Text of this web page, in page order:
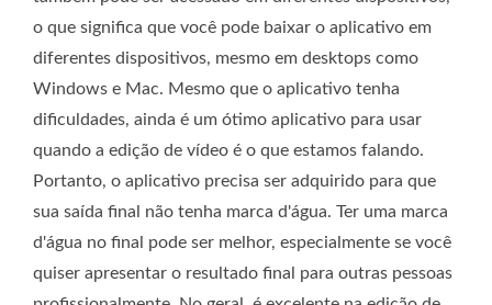
o que significa que você pode baixar o aplicativo em
diferentes dispositivos, mesmo em desktops como
Windows e Mac. Mesmo que o aplicativo tenha
dificuldades, ainda é um ótimo aplicativo para usar
quando a edição de vídeo é o que estamos falando.
Portanto, o aplicativo precisa ser adquirido para que
sua saída final não tenha marca d'água. Ter uma marca
d'água no final pode ser melhor, especialmente se você
quiser apresentar o resultado final para outras pessoas